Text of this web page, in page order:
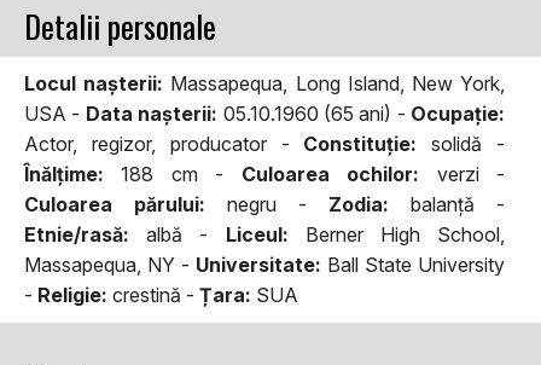
Detalii personale
Locul naşterii: Massapequa, Long Island, New York,
USA - Data naşterii: 05.10.1960 (65 ani) - Ocupaţie:
Actor, regizor, producator - Constituţie: solidă -
Înălţime: 188 cm - Culoarea ochilor: verzi -
Culoarea părului: negru - Zodia: balanţă -
Etnie/rasă: albă - Liceul: Berner High School,
Massapequa, NY - Universitate: Ball State University
- Religie: crestină - Țara: SUA